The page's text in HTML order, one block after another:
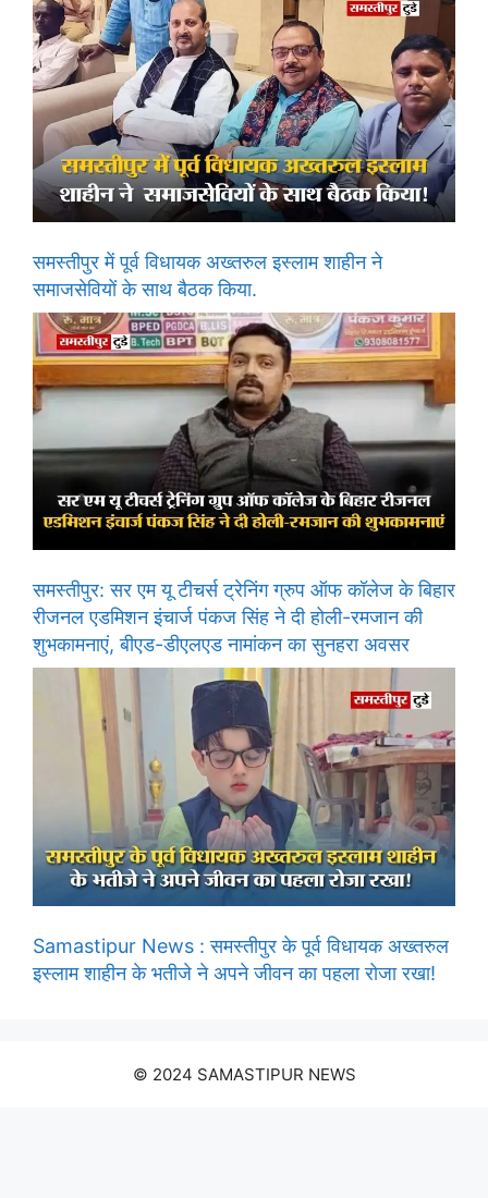
समस्तीपुर में पूर्व विधायक अख्तरुल इस्लाम शाहीन ने
समाजसेवियों के साथ बैठक किया.
समस्तीपुर: सर एम यू टीचर्स ट्रेनिंग ग्रुप ऑफ कॉलेज के बिहार
रीजनल एडमिशन इंचार्ज पंकज सिंह ने दी होली-रमजान की
शुभकामनाएं, बीएड-डीएलएड नामांकन का सुनहरा अवसर
Samastipur News : समस्तीपुर के पूर्व विधायक अख्तरुल
इस्लाम शाहीन के भतीजे ने अपने जीवन का पहला रोजा रखा!
© 2024 SAMASTIPUR NEWS